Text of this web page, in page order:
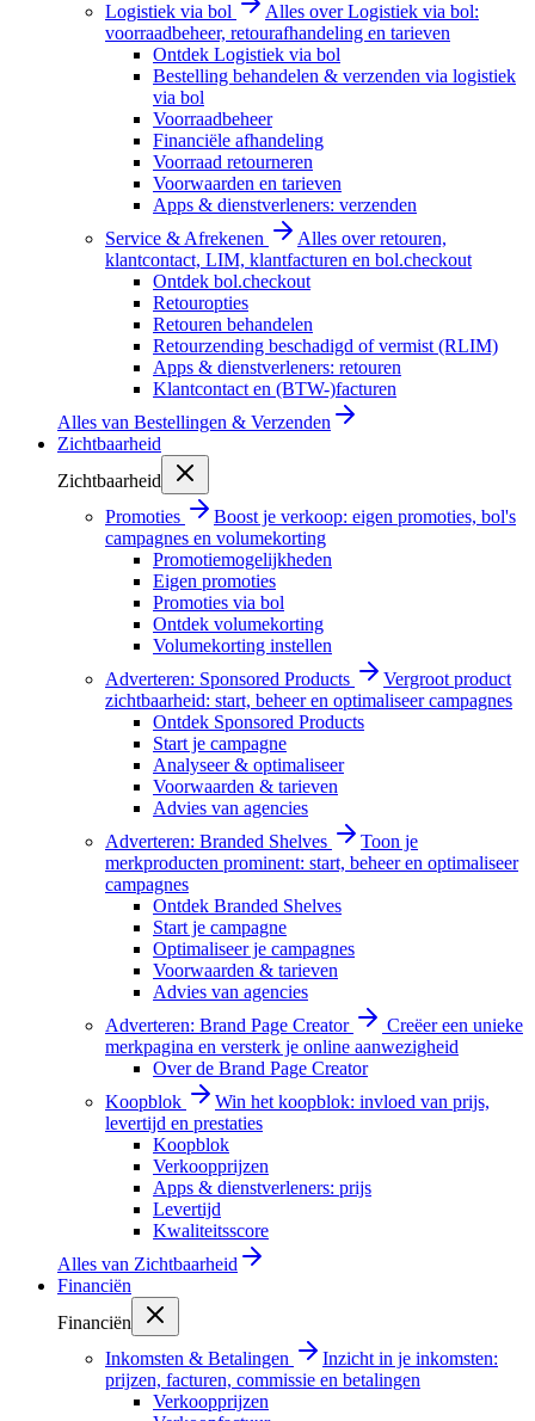
Logistiek via bol
Alles over Logistiek via bol:
voorraadbeheer, retourafhandeling en tarieven
Ontdek Logistiek via bol
Bestelling behandelen & verzenden via logistiek
via bol
Voorraadbeheer
Financiële afhandeling
Voorraad retourneren
Voorwaarden en tarieven
Apps & dienstverleners: verzenden
Service & Afrekenen
Alles over retouren,
klantcontact, LIM, klantfacturen en bol.checkout
Ontdek bol.checkout
Retouropties
Retouren behandelen
Retourzending beschadigd of vermist (RLIM)
Apps & dienstverleners: retouren
Klantcontact en (BTW-)facturen
Alles van Bestellingen & Verzenden
Zichtbaarheid
Zichtbaarheid
Promoties
Boost je verkoop: eigen promoties, bol's
campagnes en volumekorting
Promotiemogelijkheden
Eigen promoties
Promoties via bol
Ontdek volumekorting
Volumekorting instellen
Adverteren: Sponsored Products
Vergroot product
zichtbaarheid: start, beheer en optimaliseer campagnes
Ontdek Sponsored Products
Start je campagne
Analyseer & optimaliseer
Voorwaarden & tarieven
Advies van agencies
Adverteren: Branded Shelves
Toon je
merkproducten prominent: start, beheer en optimaliseer
campagnes
Ontdek Branded Shelves
Start je campagne
Optimaliseer je campagnes
Voorwaarden & tarieven
Advies van agencies
Adverteren: Brand Page Creator
Creëer een unieke
merkpagina en versterk je online aanwezigheid
Over de Brand Page Creator
Koopblok
Win het koopblok: invloed van prijs,
levertijd en prestaties
Koopblok
Verkoopprijzen
Apps & dienstverleners: prijs
Levertijd
Kwaliteitsscore
Alles van Zichtbaarheid
Financiën
Financiën
Inkomsten & Betalingen
Inzicht in je inkomsten:
prijzen, facturen, commissie en betalingen
Verkoopprijzen